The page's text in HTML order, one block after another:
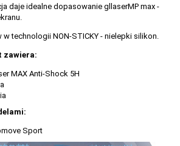
daje idealne dopasowanie gllaserMP max -
technologii NON-STICKY - nielepki silikon.
zawiera:
MAX Anti-Shock 5H
Sport